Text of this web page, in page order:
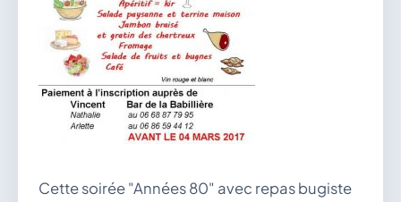
Cette soirée "Années 80" avec repas bugiste